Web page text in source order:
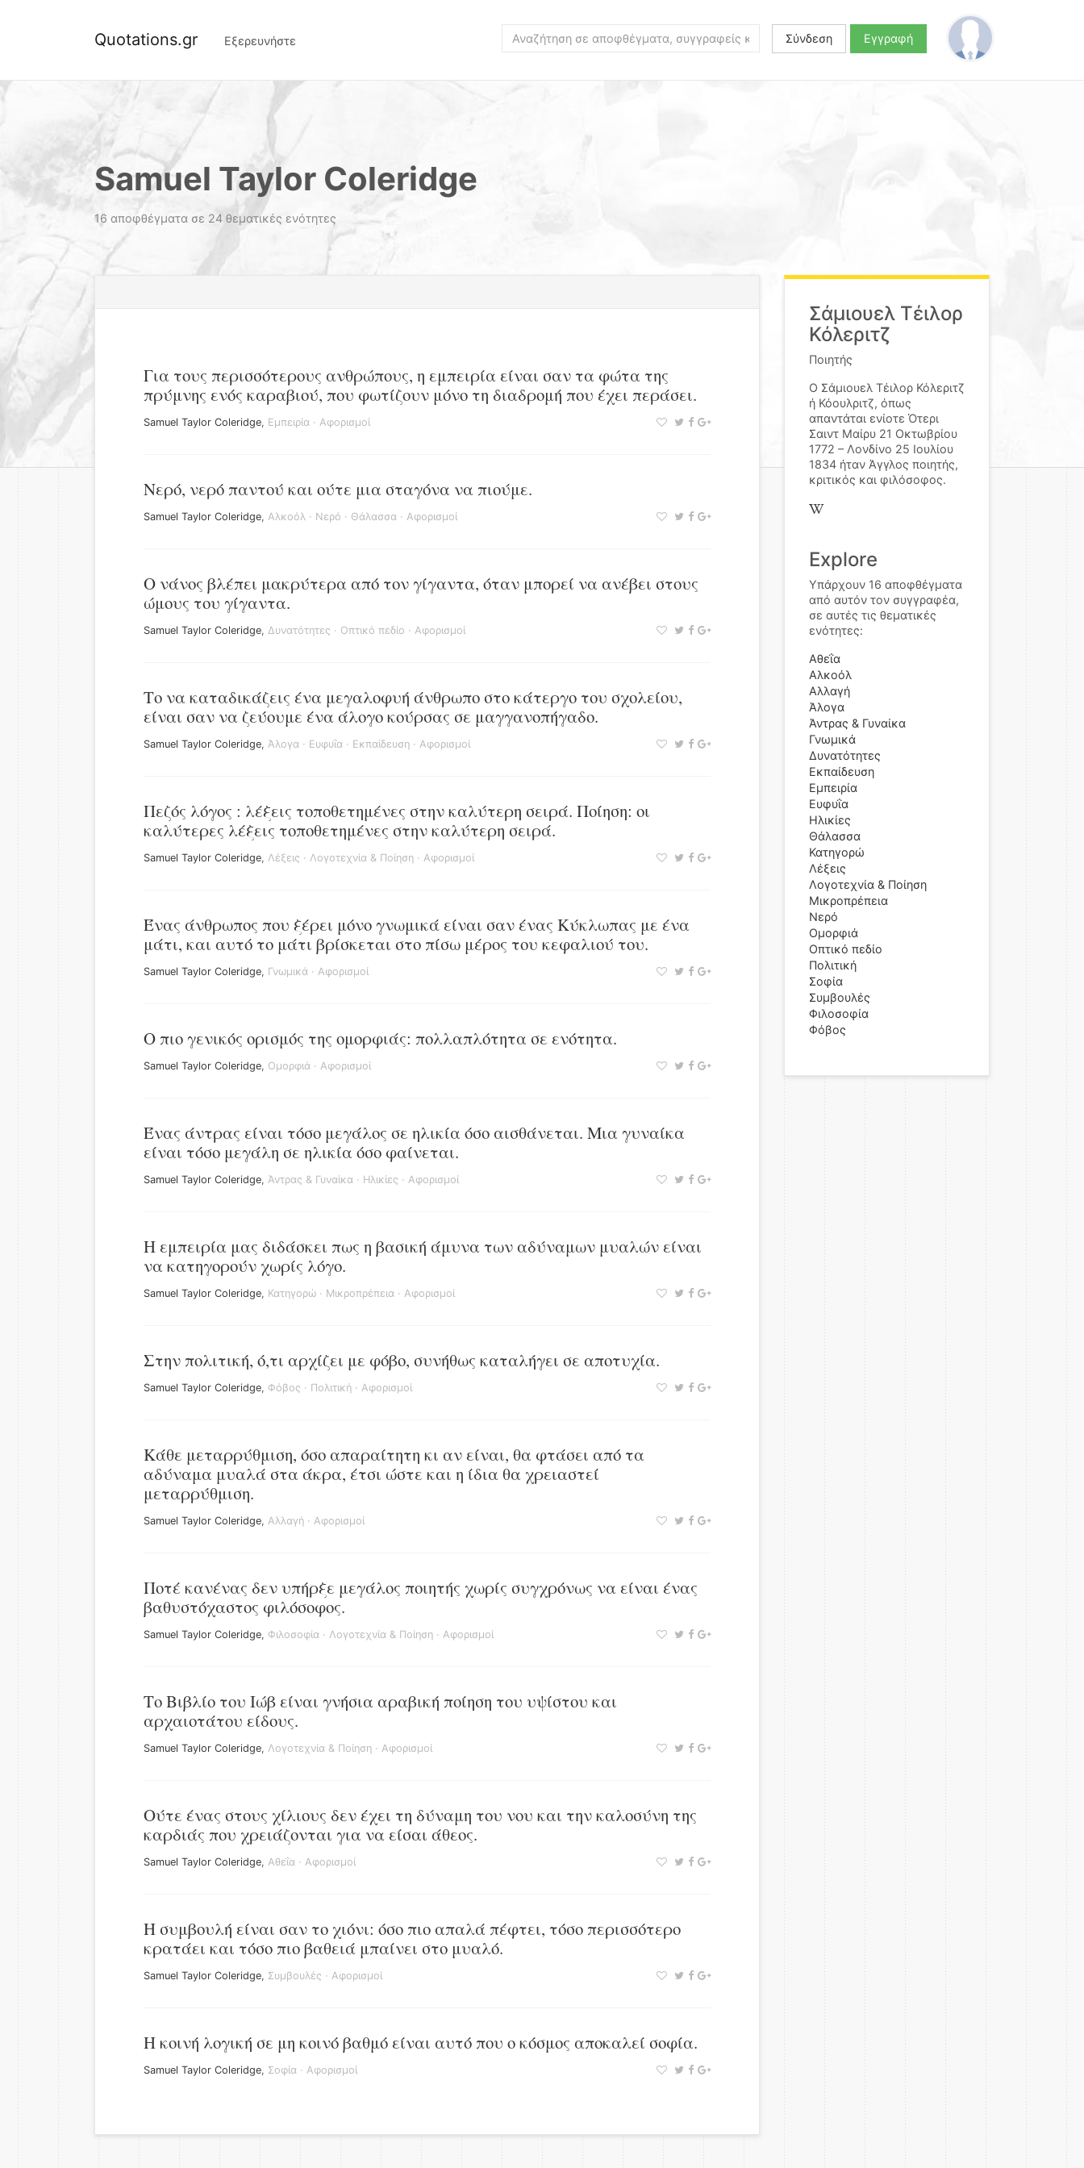
Quotations.gr Εξερευνήστε Σύνδεση Εγγραφή
Samuel Taylor Coleridge
16 αποφθέγματα σε 24 θεματικές ενότητες
Για τους περισσότερους ανθρώπους, η εμπειρία είναι σαν τα φώτα της
πρύμνης ενός καραβιού, που φωτίζουν μόνο τη διαδρομή που έχει περάσει.
Samuel Taylor Coleridge, Εμπειρία · Αφορισμοί
Νερό, νερό παντού και ούτε μια σταγόνα να πιούμε.
Samuel Taylor Coleridge, Αλκοόλ · Νερό · Θάλασσα · Αφορισμοί
Ο νάνος βλέπει μακρύτερα από τον γίγαντα, όταν μπορεί να ανέβει στους
ώμους του γίγαντα.
Samuel Taylor Coleridge, Δυνατότητες · Οπτικό πεδίο · Αφορισμοί
Το να καταδικάζεις ένα μεγαλοφυή άνθρωπο στο κάτεργο του σχολείου,
είναι σαν να ζεύουμε ένα άλογο κούρσας σε μαγγανοπήγαδο.
Samuel Taylor Coleridge, Άλογα · Ευφυΐα · Εκπαίδευση · Αφορισμοί
Πεζός λόγος : λέξεις τοποθετημένες στην καλύτερη σειρά. Ποίηση: οι
καλύτερες λέξεις τοποθετημένες στην καλύτερη σειρά.
Samuel Taylor Coleridge, Λέξεις · Λογοτεχνία & Ποίηση · Αφορισμοί
Ένας άνθρωπος που ξέρει μόνο γνωμικά είναι σαν ένας Κύκλωπας με ένα
μάτι, και αυτό το μάτι βρίσκεται στο πίσω μέρος του κεφαλιού του.
Samuel Taylor Coleridge, Γνωμικά · Αφορισμοί
Ο πιο γενικός ορισμός της ομορφιάς: πολλαπλότητα σε ενότητα.
Samuel Taylor Coleridge, Ομορφιά · Αφορισμοί
Ένας άντρας είναι τόσο μεγάλος σε ηλικία όσο αισθάνεται. Μια γυναίκα
είναι τόσο μεγάλη σε ηλικία όσο φαίνεται.
Samuel Taylor Coleridge, Άντρας & Γυναίκα · Ηλικίες · Αφορισμοί
Η εμπειρία μας διδάσκει πως η βασική άμυνα των αδύναμων μυαλών είναι
να κατηγορούν χωρίς λόγο.
Samuel Taylor Coleridge, Κατηγορώ · Μικροπρέπεια · Αφορισμοί
Στην πολιτική, ό,τι αρχίζει με φόβο, συνήθως καταλήγει σε αποτυχία.
Samuel Taylor Coleridge, Φόβος · Πολιτική · Αφορισμοί
Κάθε μεταρρύθμιση, όσο απαραίτητη κι αν είναι, θα φτάσει από τα
αδύναμα μυαλά στα άκρα, έτσι ώστε και η ίδια θα χρειαστεί
μεταρρύθμιση.
Samuel Taylor Coleridge, Αλλαγή · Αφορισμοί
Ποτέ κανένας δεν υπήρξε μεγάλος ποιητής χωρίς συγχρόνως να είναι ένας
βαθυστόχαστος φιλόσοφος.
Samuel Taylor Coleridge, Φιλοσοφία · Λογοτεχνία & Ποίηση · Αφορισμοί
Το Βιβλίο του Ιώβ είναι γνήσια αραβική ποίηση του υψίστου και
αρχαιοτάτου είδους.
Samuel Taylor Coleridge, Λογοτεχνία & Ποίηση · Αφορισμοί
Ούτε ένας στους χίλιους δεν έχει τη δύναμη του νου και την καλοσύνη της
καρδιάς που χρειάζονται για να είσαι άθεος.
Samuel Taylor Coleridge, Αθεΐα · Αφορισμοί
Η συμβουλή είναι σαν το χιόνι: όσο πιο απαλά πέφτει, τόσο περισσότερο
κρατάει και τόσο πιο βαθειά μπαίνει στο μυαλό.
Samuel Taylor Coleridge, Συμβουλές · Αφορισμοί
Η κοινή λογική σε μη κοινό βαθμό είναι αυτό που ο κόσμος αποκαλεί σοφία.
Samuel Taylor Coleridge, Σοφία · Αφορισμοί
Σάμιουελ Τέιλορ
Κόλεριτζ
Ποιητής
Ο Σάμιουελ Τέιλορ Κόλεριτζ
ή Κόουλριτζ, όπως
απαντάται ενίοτε Ότερι
Σαιντ Μαίρυ 21 Οκτωβρίου
1772 – Λονδίνο 25 Ιουλίου
1834 ήταν Άγγλος ποιητής,
κριτικός και φιλόσοφος.
Explore
Υπάρχουν 16 αποφθέγματα
από αυτόν τον συγγραφέα,
σε αυτές τις θεματικές
ενότητες:
Αθεΐα
Αλκοόλ
Αλλαγή
Άλογα
Άντρας & Γυναίκα
Γνωμικά
Δυνατότητες
Εκπαίδευση
Εμπειρία
Ευφυΐα
Ηλικίες
Θάλασσα
Κατηγορώ
Λέξεις
Λογοτεχνία & Ποίηση
Μικροπρέπεια
Νερό
Ομορφιά
Οπτικό πεδίο
Πολιτική
Σοφία
Συμβουλές
Φιλοσοφία
Φόβος